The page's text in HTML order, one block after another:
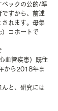
ベックの公的/準
ですから、前述
されます。母集
コホートで
血管疾患）既往
から2018年ま
と、研究には